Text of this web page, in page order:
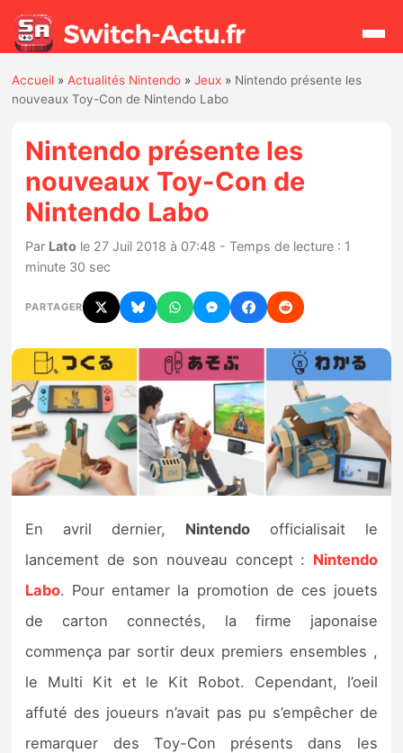
Actualités
Jeux
Hardware
Mises à jour
Chiffres de ventes
Rumeurs
Nintendo Direct
Tests et previews
Tests de jeux
Tests d’accessoires
Autres tests
Previews
Précommandes
Accueil »Actualités Nintendo »Jeux » Nintendo présente les
nouveaux Toy-Con de Nintendo Labo
Nintendo présente les
nouveaux Toy-Con de
Nintendo Labo
Par Lato le 27 Juil 2018 à 07:48 - Temps de lecture : 1
minute 30 sec
PARTAGER
En avril dernier, Nintendoofficialisait le
lancement de son nouveau concept : Nintendo
Labo. Pour entamer la promotion de ces jouets
de carton connectés, la firme japonaise
commença par sortir deux premiers ensembles ,
le Multi Kit et le Kit Robot. Cependant, l’oeil
affuté des joueurs n’avait pas pu s’empêcher de
remarquer des Toy-Con présents dans les